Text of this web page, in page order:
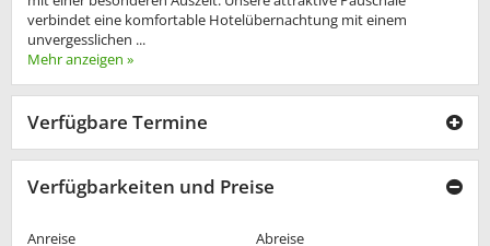
verbindet eine komfortable Hotelübernachtung mit einem
unvergesslichen ...
Mehr anzeigen »
Verfügbare Termine
Verfügbarkeiten und Preise
Anreise Abreise